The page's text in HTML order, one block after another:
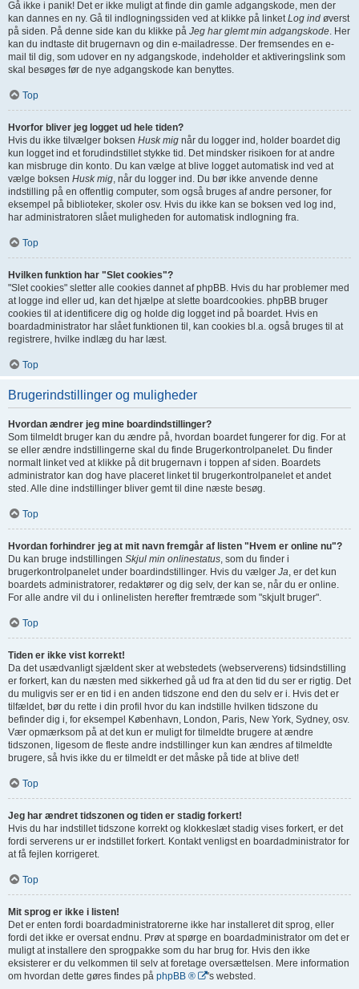
Gå ikke i panik! Det er ikke muligt at finde din gamle adgangskode, men der
kan dannes en ny. Gå til indlogningssiden ved at klikke på linket Log ind øverst
på siden. På denne side kan du klikke på Jeg har glemt min adgangskode . Her
kan du indtaste dit brugernavn og din e-mailadresse. Der fremsendes en e-
mail til dig, som udover en ny adgangskode, indeholder et aktiveringslink som
skal besøges før de nye adgangskode kan benyttes.
Top
Hvorfor bliver jeg logget ud hele tiden?
Hvis du ikke tilvælger boksen Husk mig når du logger ind, holder boardet dig
kun logget ind et forudindstillet stykke tid. Det mindsker risikoen for at andre
kan misbruge din konto. Du kan vælge at blive logget automatisk ind ved at
vælge boksen Husk mig , når du logger ind. Du bør ikke anvende denne
indstilling på en offentlig computer, som også bruges af andre personer, for
eksempel på biblioteker, skoler osv. Hvis du ikke kan se boksen ved log ind,
har administratoren slået muligheden for automatisk indlogning fra.
Top
Hvilken funktion har "Slet cookies"?
"Slet cookies" sletter alle cookies dannet af phpBB. Hvis du har problemer med
at logge ind eller ud, kan det hjælpe at slette boardcookies. phpBB bruger
cookies til at identificere dig og holde dig logget ind på boardet. Hvis en
boardadministrator har slået funktionen til, kan cookies bl.a. også bruges til at
registrere, hvilke indlæg du har læst.
Top
Brugerindstillinger og muligheder
Hvordan ændrer jeg mine boardindstillinger?
Som tilmeldt bruger kan du ændre på, hvordan boardet fungerer for dig. For at
se eller ændre indstillingerne skal du finde Brugerkontrolpanelet. Du finder
normalt linket ved at klikke på dit brugernavn i toppen af siden. Boardets
administrator kan dog have placeret linket til brugerkontrolpanelet et andet
sted. Alle dine indstillinger bliver gemt til dine næste besøg.
Top
Hvordan forhindrer jeg at mit navn fremgår af listen "Hvem er online nu"?
Du kan bruge indstillingen Skjul min onlinestatus , som du finder i
brugerkontrolpanelet under boardindstillinger. Hvis du vælger Ja , er det kun
boardets administratorer, redaktører og dig selv, der kan se, når du er online.
For alle andre vil du i onlinelisten herefter fremtræde som "skjult bruger".
Top
Tiden er ikke vist korrekt!
Da det usædvanligt sjældent sker at webstedets (webserverens) tidsindstilling
er forkert, kan du næsten med sikkerhed gå ud fra at den tid du ser er rigtig. Det
du muligvis ser er en tid i en anden tidszone end den du selv er i. Hvis det er
tilfældet, bør du rette i din profil hvor du kan indstille hvilken tidszone du
befinder dig i, for eksempel København, London, Paris, New York, Sydney, osv.
Vær opmærksom på at det kun er muligt for tilmeldte brugere at ændre
tidszonen, ligesom de fleste andre indstillinger kun kan ændres af tilmeldte
brugere, så hvis ikke du er tilmeldt er det måske på tide at blive det!
Top
Jeg har ændret tidszonen og tiden er stadig forkert!
Hvis du har indstillet tidszone korrekt og klokkeslæt stadig vises forkert, er det
fordi serverens ur er indstillet forkert. Kontakt venligst en boardadministrator for
at få fejlen korrigeret.
Top
Mit sprog er ikke i listen!
Det er enten fordi boardadministratorerne ikke har installeret dit sprog, eller
fordi det ikke er oversat endnu. Prøv at spørge en boardadministrator om det er
muligt at installere den sprogpakke som du har brug for. Hvis den ikke
eksisterer er du velkommen til selv at foretage oversættelsen. Mere information
om hvordan dette gøres findes på phpBB ® 's websted.